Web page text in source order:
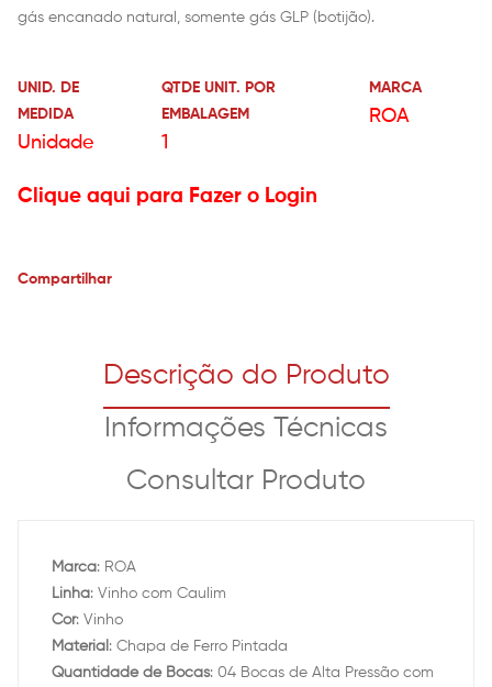
gás encanado natural, somente gás GLP (botijão).
UNID. DE
MEDIDA
Unidade
QTDE UNIT. POR
EMBALAGEM
1
MARCA
ROA
Clique aqui para Fazer o Login
Compartilhar
Descrição do Produto
Informações Técnicas
Consultar Produto
Marca: ROA
Linha: Vinho com Caulim
Cor: Vinho
Material : Chapa de Ferro Pintada
Quantidade de Bocas: 04 Bocas de Alta Pressão com